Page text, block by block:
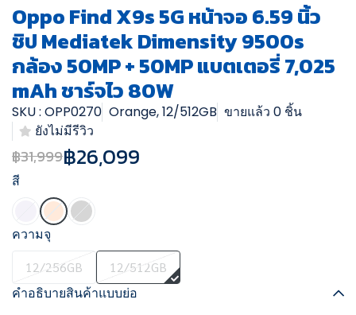
Oppo Find X9s 5G หน้าจอ 6.59 นิ้ว
ชิป Mediatek Dimensity 9500s
กล้อง 50MP + 50MP แบตเตอรี่ 7,025
mAh ชาร์จไว 80W
SKU : OPP0270 Orange, 12/512GB ขายแล้ว 0 ชิ้น
ยังไม่มีรีวิว
฿31,999฿26,099
สี
ความจุ
12/256GB 12/512GB
คำอธิบายสินค้าแบบย่อ